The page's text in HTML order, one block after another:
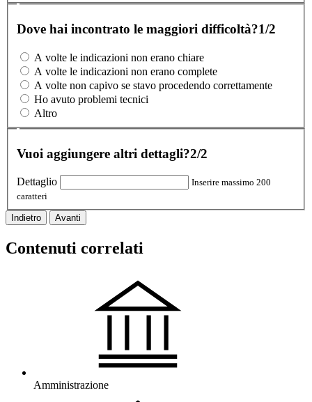
Dove hai incontrato le maggiori difficoltà?1/2
A volte le indicazioni non erano chiare
A volte le indicazioni non erano complete
A volte non capivo se stavo procedendo correttamente
Ho avuto problemi tecnici
Altro
Vuoi aggiungere altri dettagli?2/2
Dettaglio
Inserire massimo 200
caratteri
Indietro Avanti
Contenuti correlati
Amministrazione